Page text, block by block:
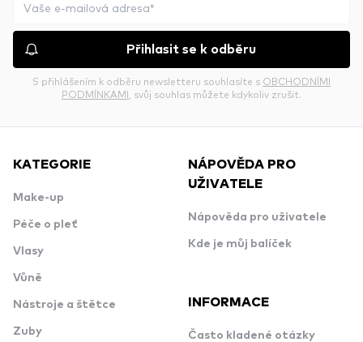
Přihlasit se k odběru
S přihlášením k odběru newsletteru souhlasíte s OBCHODNÍMI
PODMÍNKAMI , svůj souhlas můžete kdykoliv zrušit.
KATEGORIE
Make-up
Péče o pleť
Vlasy
Vůně
Nástroje a štětce
Zuby
NÁPOVĚDA PRO
UŽIVATELE
Nápověda pro uživatele
Kde je můj balíček
INFORMACE
Často kladené otázky